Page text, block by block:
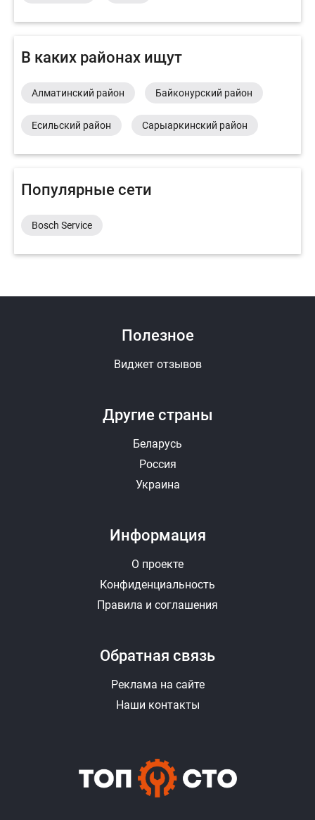
В каких районах ищут
Алматинский район Байконурский район
Есильский район Сарыаркинский район
Популярные сети
Bosch Service
Другие страны
Беларусь
Россия
Украина
Полезное
Виджет отзывов
Информация
О проекте
Конфиденциальность
Правила и соглашения
Обратная связь
Реклама на сайте
Наши контакты